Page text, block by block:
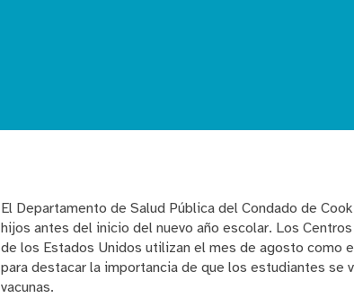
El Departamento de Salud Pública del Condado de
hijos antes del inicio del nuevo año escolar. Los
de los Estados Unidos utilizan el mes de agosto como
para destacar la importancia de que los estudiantes se
vacunas.